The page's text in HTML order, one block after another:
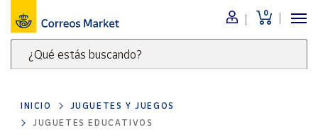
0
¿Qué estás buscando?
clave
para
Menú
Nuestro
catálogo
Alimentación
INICIO
JUGUETES Y JUEGOS
JUGUETES EDUCATIVOS